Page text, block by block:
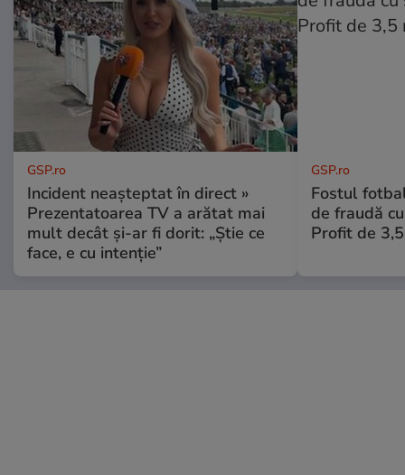
GSP.ro
Incident neașteptat în direct »
Prezentatoarea TV a arătat mai
mult decât și-ar fi dorit: „Știe ce
face, e cu intenție”
GSP.ro
Fostul
de fraudă
Profit de